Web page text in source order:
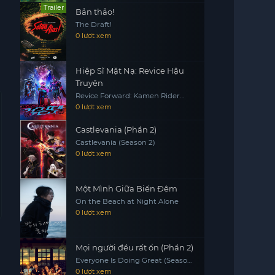
Trailer Bản thảo!
The Draft!
0 lượt xem
Hiệp Sĩ Mặt Nạ: Revice Hậu
Truyện
Revice Forward: Kamen Rider
Live & Evil & Demons
0 lượt xem
Castlevania (Phần 2)
Castlevania (Season 2)
0 lượt xem
Một Mình Giữa Biển Đêm
On the Beach at Night Alone
0 lượt xem
Mọi người đều rất ổn (Phần 2)
Everyone Is Doing Great (Season
2)
0 lượt xem